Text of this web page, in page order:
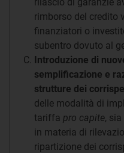
rimborso del credito
finanziatori o
subentro dovuto al
Introduzione di
semplificazione e
strutture dei
delle modalità di
tariffa pro capite,
in materia di
ripartizione dei